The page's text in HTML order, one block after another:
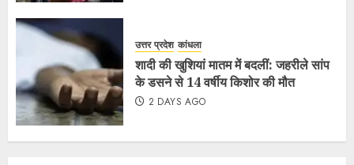
उत्तर प्रदेश कांधला
शादी की खुशियां मातम में बदलीं: जहरीले सांप
के डसने से 14 वर्षीय किशोर की मौत
2 DAYS AGO